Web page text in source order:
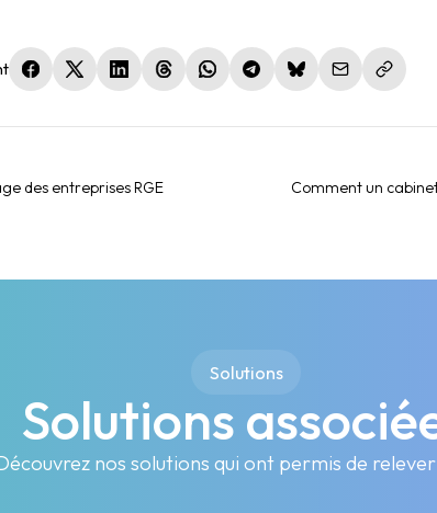
(nouvelle fenêtre)
(nouvelle fenêtre)
(nouvelle fenêtre)
(nouvelle fenêtre)
(nouvelle fenêtre)
(nouvelle fenêtre)
(nouvelle fenêtre)
des entreprises RGE
Comment un
Solutions
Solutions
nos solutions qui ont permis de